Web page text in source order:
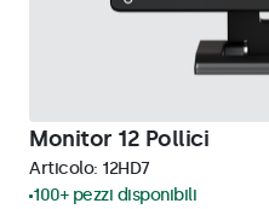
Monitor 12 Pollici
Articolo: 12HD7
100+ pezzi disponibili